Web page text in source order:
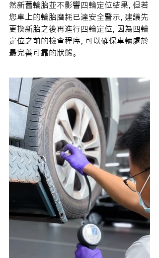
然新舊輪胎並不影響四輪定位結果，但若
您車上的輪胎磨耗已達安全警示，建議先
更換新胎之後再進行四輪定位，因為四輪
定位之前的檢查程序，可以確保車輛處於
最完善可靠的狀態。